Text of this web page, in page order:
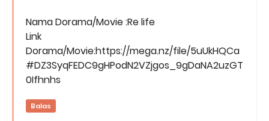
Nama Dorama/Movie :Re life
Link
Dorama/Movie:https://mega.nz/file/5uUkHQCa
#DZ3SyqFEDC9gHPodN2VZjgos_9gDaNA2uzGT
0Ifhnhs
Balas